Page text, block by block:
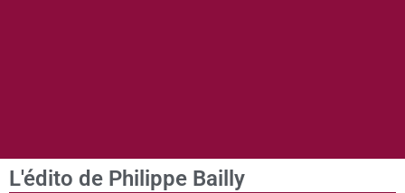
L'édito de Philippe Bailly